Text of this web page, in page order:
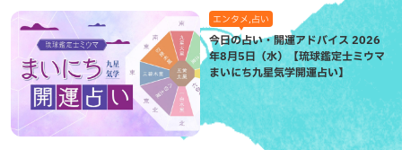
エンタメ,占い
今日の占い・開運アドバイス 2026
年8月5日（水）【琉球鑑定士ミウマ
まいにち九星気学開運占い】